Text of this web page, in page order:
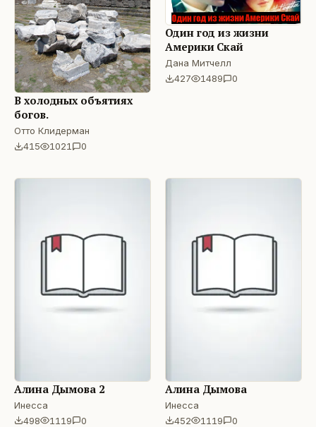
В холодных объятиях
богов.
Отто Клидерман
415
1021 0
Один год из жизни
Америки Скай
Дана Митчелл
427
1489 0
Алина Дымова 2
Инесса
498
1119 0
Алина Дымова
Инесса
452
1119 0